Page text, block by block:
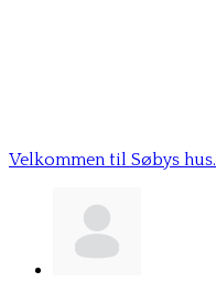
Velkommen til Søbys hus.